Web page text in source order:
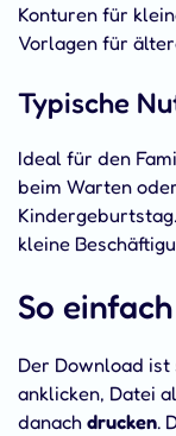
Konturen für
Vorlagen für
Typische
Ideal für den
beim Warten
kleine
So
Der Download
anklicken, Datei
danach drucken.